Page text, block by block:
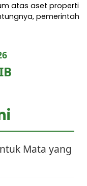
atas aset properti
pemerintah
Mata yang